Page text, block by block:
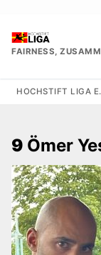
springen
FAIRNESS,
HOCHSTIFT LIGA
9 Ömer